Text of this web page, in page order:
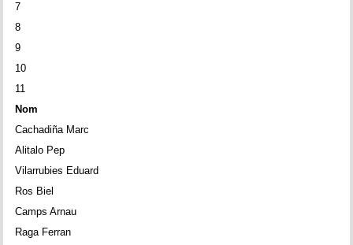
7
8
9
10
11
Nom
Cachadiña Marc
Alitalo Pep
Vilarrubies Eduard
Ros Biel
Camps Arnau
Raga Ferran